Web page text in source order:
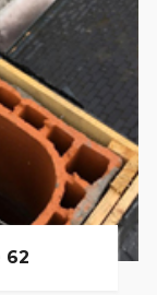
62